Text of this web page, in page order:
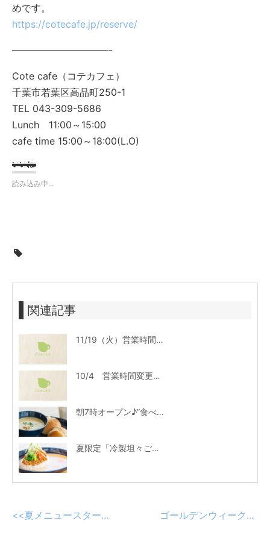
めです。
https://cotecafe.jp/reserve/
——————————-
Cote cafe（コテカフェ）
千葉市若葉区高品町250-1
TEL 043-309-5686
Lunch 11:00～15:00
cafe time 15:00～18:00(L.O)
いいね:
読み込み中...
関連記事
11/19（火）営業時間変更のお知らせ
10/4 営業時間変更のお知らせ
朝7時オープン♪”食べるスープ”のモーニングスタート!
夏限定「冷製坦々ご飯」がついに今年も登場しました♪
ゴールデンウィーク営業のお知らせ
<<夏メニュースタート♪冷製パスタやタイ風カレーも登場